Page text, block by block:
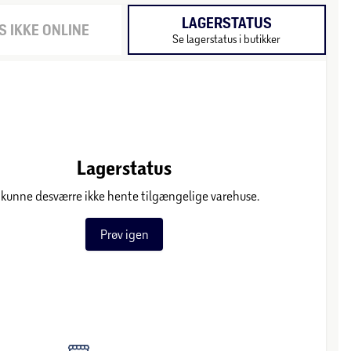
IKKE ONLINE LAGERSTATUS
Se lagerstatus i butikker
Lagerstatus
kunne desværre ikke hente tilgængelige varehuse.
Prøv igen